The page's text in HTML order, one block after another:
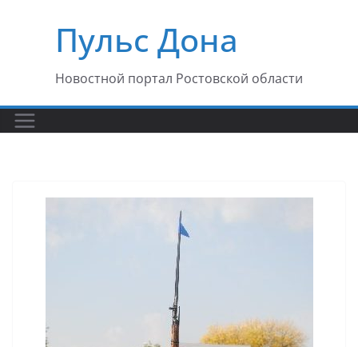
содержимомуПульс Дона
Новостной портал Ростовской области